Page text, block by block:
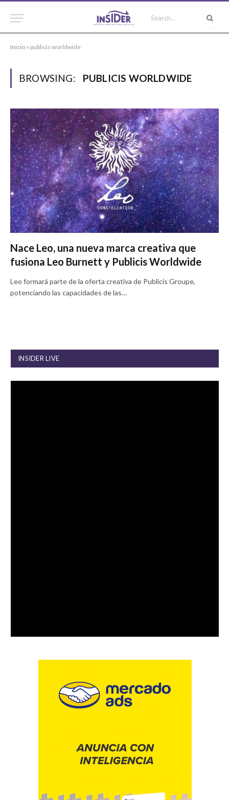
Inicio » publicis worldwide
BROWSING: PUBLICIS WORLDWIDE
Nace Leo, una nueva marca creativa que
fusiona Leo Burnett y Publicis Worldwide
Leo formará parte de la oferta creativa de Publicis Groupe,
potenciando las capacidades de las…
INSIDER LIVE